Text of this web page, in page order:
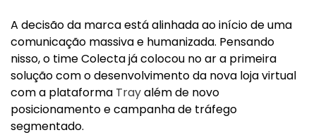
A decisão da marca está alinhada ao início de uma
comunicação massiva e humanizada. Pensando
nisso, o time Colecta já colocou no ar a primeira
solução com o desenvolvimento da nova loja virtual
com a plataforma Trayalém de novo
posicionamento e campanha de tráfego
segmentado.